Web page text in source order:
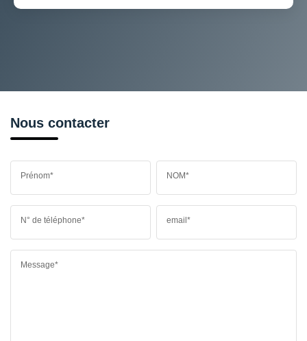
Nous contacter
Prénom* NOM*
N° de téléphone* email*
Message*